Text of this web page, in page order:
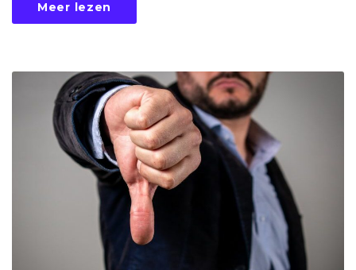
Meer lezen